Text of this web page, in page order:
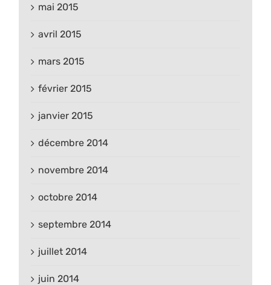
mai 2015
avril 2015
mars 2015
février 2015
janvier 2015
décembre 2014
novembre 2014
octobre 2014
septembre 2014
juillet 2014
juin 2014